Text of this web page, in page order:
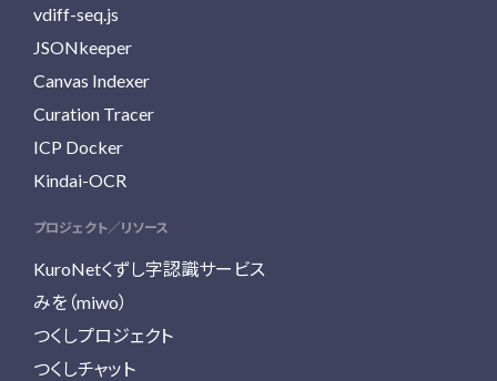
vdiff-seq.js
JSONkeeper
Canvas Indexer
Curation Tracer
ICP Docker
Kindai-OCR
プロジェクト／リソース
KuroNetくずし字認識サービス
みを（miwo）
つくしプロジェクト
つくしチャット